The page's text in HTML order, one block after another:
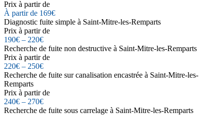
Prix à partir de
À partir de 169€
Diagnostic fuite simple à Saint-Mitre-les-Remparts
Prix à partir de
190€ – 220€
Recherche de fuite non destructive à Saint-Mitre-les-Remparts
Prix à partir de
220€ – 250€
Recherche de fuite sur canalisation encastrée à Saint-Mitre-les-
Remparts
Prix à partir de
240€ – 270€
Recherche de fuite sous carrelage à Saint-Mitre-les-Remparts